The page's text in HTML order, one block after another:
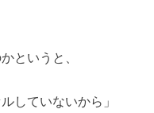
というと、
していないから」